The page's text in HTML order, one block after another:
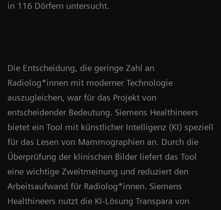
in 116 Dörfern untersucht.
Die Entscheidung, die geringe Zahl an
Radiolog*innen mit moderner Technologie
auszugleichen, war für das Projekt von
entscheidender Bedeutung. Siemens Healthineers
bietet ein Tool mit künstlicher Intelligenz (KI) speziell
für das Lesen von Mammographien an. Durch die
Überprüfung der klinischen Bilder liefert das Tool
eine wichtige Zweitmeinung und reduziert den
Arbeitsaufwand für Radiolog*innen. Siemens
Healthineers nutzt die KI-Lösung Transpara von